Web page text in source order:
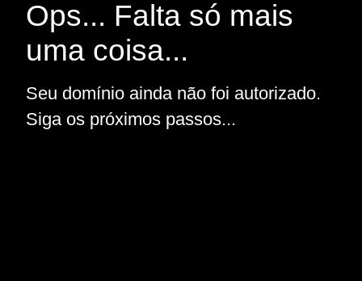
Ops... Falta só mais
uma coisa...
Seu domínio ainda não foi autorizado.
Siga os próximos passos...